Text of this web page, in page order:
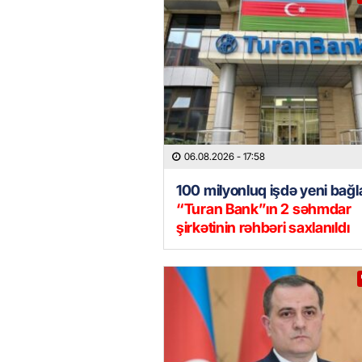
06.08.2026 - 17:58
100 milyonluq işdə yeni
“Turan Bank”ın 2 səhmdar
şirkətinin rəhbəri saxlanıldı